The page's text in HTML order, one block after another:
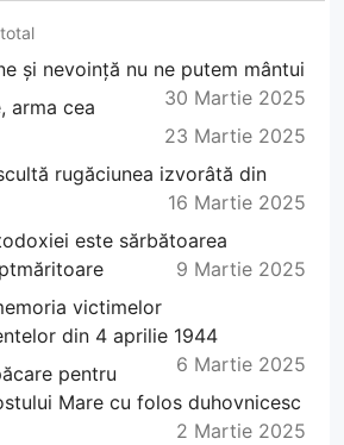
și nevoință nu ne putem mântui
30 Martie 2025
arma cea
23 Martie 2025
rugăciunea izvorâtă din
16 Martie 2025
este sărbătoarea
9 Martie 2025
victimelor
din 4 aprilie 1944
6 Martie 2025
pentru
Mare cu folos duhovnicesc
2 Martie 2025